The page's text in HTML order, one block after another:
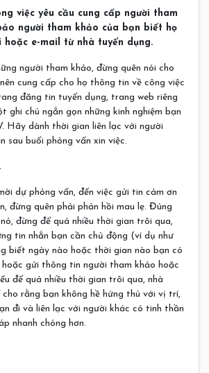
việc yêu cầu cung cấp người tham
người tham khảo của bạn biết họ
hoặc e-mail từ nhà tuyển dụng.
người tham khảo, đừng quên nói cho
cung cấp cho họ thông tin về công việc
đăng tin tuyển dụng, trang web riêng
ghi chú ngắn gọn những kinh nghiệm bạn
Hãy dành thời gian liên lạc với người
sau buổi phỏng vấn xin việc.
dự phỏng vấn, đến việc gửi tin cảm ơn
đừng quên phải phản hồi mau lẹ. Đúng
đừng để quá nhiều thời gian trôi qua,
tin nhắn bạn cần chủ động (ví dụ như
biết ngày nào hoặc thời gian nào bạn có
hoặc gửi thông tin người tham khảo hoặc
để quá nhiều thời gian trôi qua, nhà
rằng bạn không hề hứng thú với vị trí,
đi và liên lạc với người khác có tinh thần
nhanh chóng hơn.